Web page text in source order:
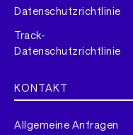
Datenschutzrichtlinie
Track-
Datenschutzrichtlinie
KONTAKT
Allgemeine Anfragen